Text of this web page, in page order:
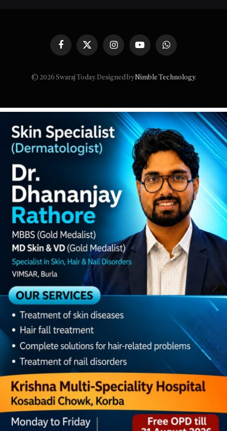
FacebookX
InstagramYouTubeWhatsApp
© 2026 Swaraj Today. Designed byNimble Technology.